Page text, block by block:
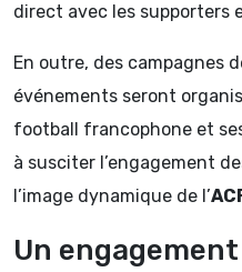
direct avec les supporters
En outre, des campagnes
événements seront
football francophone et
à susciter l’engagement
l’image dynamique de l’
Un